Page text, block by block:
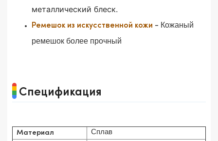
металлический блеск.
Ремешок из искусственной кожи - Кожаный
ремешок более прочный
Спецификация
Материал Сплав